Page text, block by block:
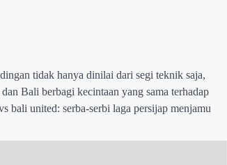
tidak hanya dinilai dari segi teknik saja,
Bali berbagi kecintaan yang sama terhadap
bali united: serba-serbi laga persijap menjamu